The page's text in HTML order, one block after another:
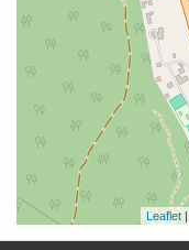
Leaflet